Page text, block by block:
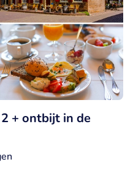
+ ontbijt in de